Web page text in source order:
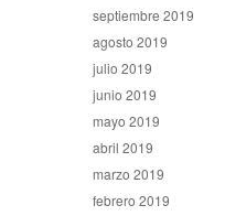
septiembre 2019
agosto 2019
julio 2019
junio 2019
mayo 2019
abril 2019
marzo 2019
febrero 2019